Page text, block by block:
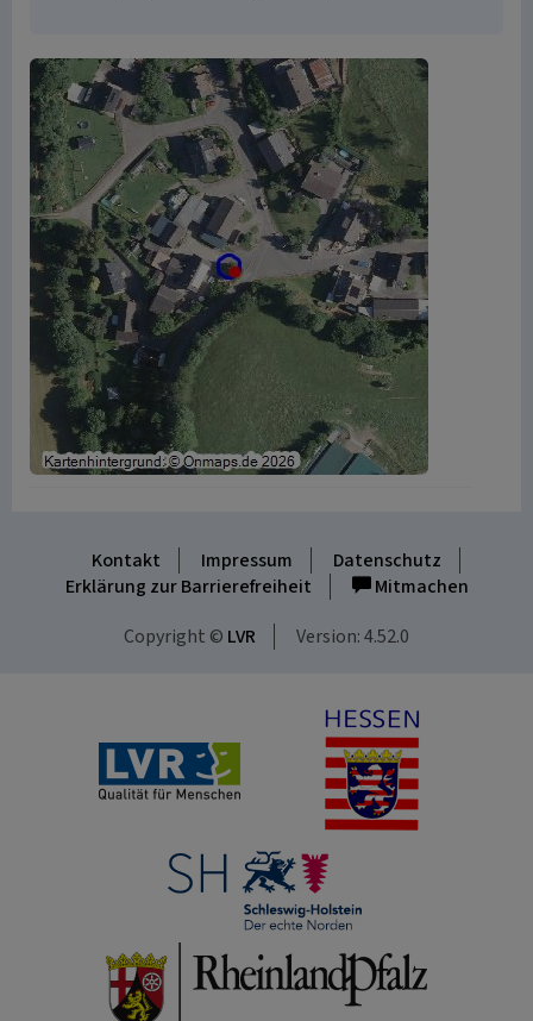
Kontakt Impressum
Datenschutz
Erklärung zur Barrierefreiheit
Mitmachen
Copyright © LVR Version: 4.52.0